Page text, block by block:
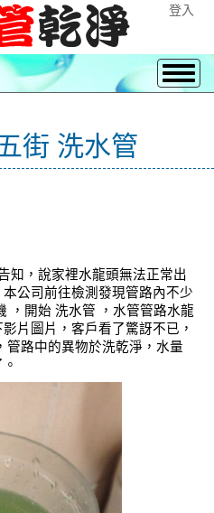
登入
街 洗水管
知，說家裡水龍頭無法正常出
公司前往檢測發現管路內不少
，開始 洗水管 ，水管管路水龍
片圖片，客戶看了驚訝不已，
路中的異物於洗乾淨，水量